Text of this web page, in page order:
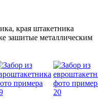
края штакетника
зашитые металлическим